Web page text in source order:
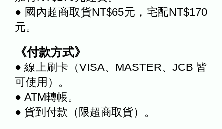
● 國內超商取貨NT$65元，宅配NT$170
元。
《付款方式》
● 線上刷卡（VISA、MASTER、JCB 皆
可使用）。
● ATM轉帳。
● 貨到付款（限超商取貨）。